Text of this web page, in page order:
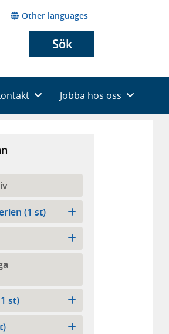
Other languages
Sök
Jobba hos oss
(1 st)
st)